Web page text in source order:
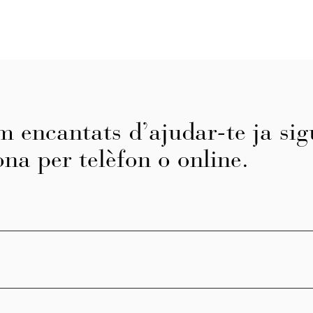
encantats d’ajudar-te ja
per telèfon o online.